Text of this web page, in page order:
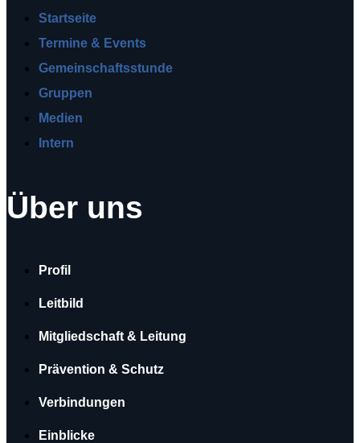
Startseite
Termine & Events
Gemeinschaftsstunde
Gruppen
Medien
Intern
Über uns
Profil
Leitbild
Mitgliedschaft & Leitung
Prävention & Schutz
Verbindungen
Einblicke